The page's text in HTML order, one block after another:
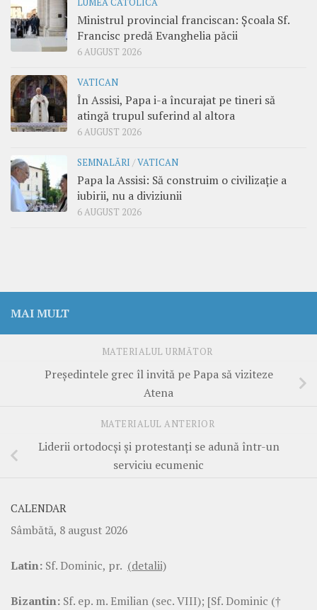
Ministrul provincial franciscan: Școala Sf.
Francisc predă Evanghelia păcii
6 AUGUST 2026
VATICAN
În Assisi, Papa i-a încurajat pe tineri să
atingă trupul suferind al altora
6 AUGUST 2026
SEMNALĂRI /VATICAN
Papa la Assisi: Să construim o civilizație a
iubirii, nu a diviziunii
6 AUGUST 2026
MAI MULT
MATERIALUL URMĂTOR
Preşedintele grec îl invită pe Papa să viziteze
Atena
MATERIALUL ANTERIOR
Liderii ortodocşi şi protestanţi se adună într-un
serviciu ecumenic
CALENDAR
Sâmbătă, 8 august 2026
Latin: Sf. Dominic, pr. (detalii)
Bizantin: Sf. ep. m. Emilian (sec. VIII); [Sf. Dominic (†